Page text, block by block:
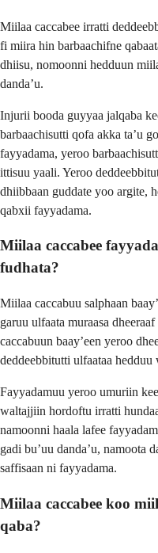
Miilaa caccabee irratti
fi miira hin barbaachifne
dhiisu, nomoonni hedduun
danda’u.
Injurii booda guyyaa jalqaba
barbaachisutti qofa akka ta’u
fayyadama, yeroo
ittisuu yaali. Yeroo
dhiibbaan guddate yoo argite,
qabxii fayyadama.
Miilaa caccabee
fudhata?
Miilaa caccabuu salphaan
garuu ulfaata muraasa
caccabuun baay’een yeroo
deddeebbitutti ulfaataa hedduu
Fayyadamuu yeroo umuriin
waltajjiin hordoftu irratti
namoonni haala lafee
gadi bu’uu danda’u, namoota
saffisaan ni fayyadama.
Miilaa caccabee koo
qaba?